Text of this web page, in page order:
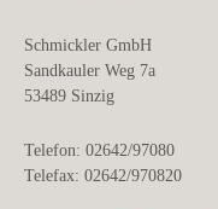
Schmickler GmbH
Sandkauler Weg 7a
53489 Sinzig
Telefon: 02642/97080
Telefax: 02642/970820